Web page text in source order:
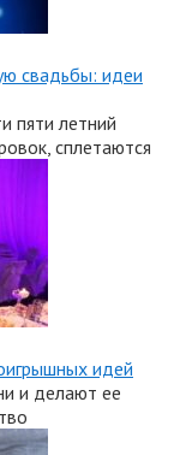
свадьбы: идеи
пяти летний
сплетаются
идей
и делают ее